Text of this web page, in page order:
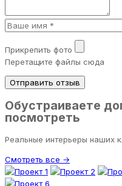
Прикрепить фото
Перетащите файлы сюда
Отправить отзыв
Обустраиваете
посмотреть
Реальные интерьеры наших
Смотреть все →